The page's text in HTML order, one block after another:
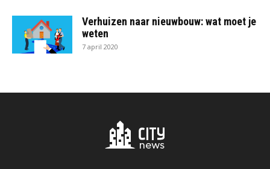
Verhuizen naar nieuwbouw: wat moet je
weten
7 april 2020